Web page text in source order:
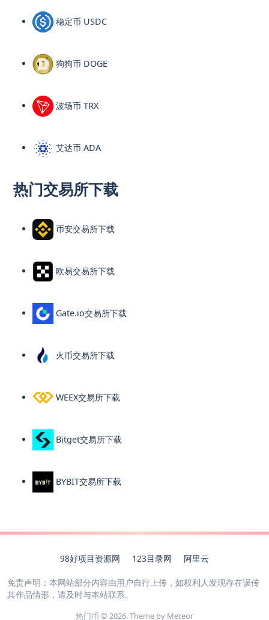
稳定币 USDC
狗狗币 DOGE
波场币 TRX
艾达币 ADA
热门交易所下载
币安交易所下载
欧易交易所下载
Gate.io交易所下载
火币交易所下载
WEEX交易所下载
Bitget交易所下载
BYBIT交易所下载
98好项目资源网 123目录网 阿里云
免责声明：本网站部分内容由用户自行上传，如权利人发现存在误传
其作品情形，请及时与本站联系。
热门币 © 2026. Theme by Meteor